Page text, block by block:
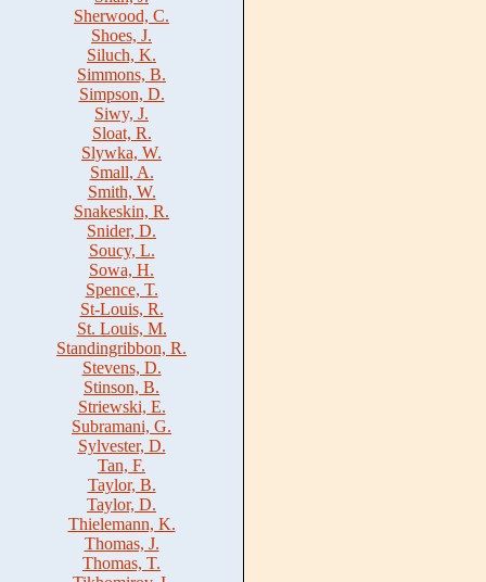
Sherwood, C.
Shoes, J.
Siluch, K.
Simmons, B.
Simpson, D.
Siwy, J.
Sloat, R.
Slywka, W.
Small, A.
Smith, W.
Snakeskin, R.
Snider, D.
Soucy, L.
Sowa, H.
Spence, T.
St-Louis, R.
St. Louis, M.
Standingribbon, R.
Stevens, D.
Stinson, B.
Striewski, E.
Subramani, G.
Sylvester, D.
Tan, F.
Taylor, B.
Taylor, D.
Thielemann, K.
Thomas, J.
Thomas, T.